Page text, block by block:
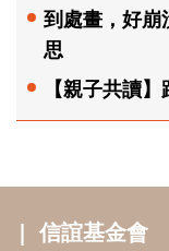
到處畫，好崩
思
【親子共讀
信誼基金會